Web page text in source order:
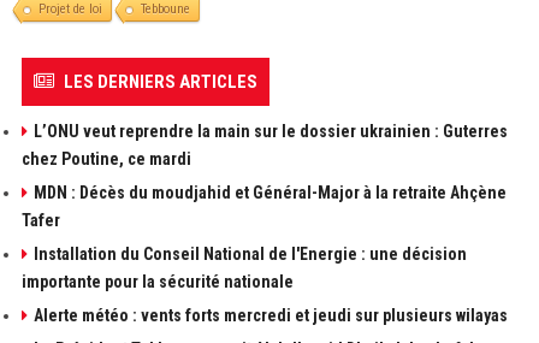
Projet de loi
Tebboune
LES DERNIERS ARTICLES
L’ONU veut reprendre la main sur le dossier ukrainien : Guterres
chez Poutine, ce mardi
MDN : Décès du moudjahid et Général-Major à la retraite Ahçène
Tafer
Installation du Conseil National de l'Energie : une décision
importante pour la sécurité nationale
Alerte météo : vents forts mercredi et jeudi sur plusieurs wilayas